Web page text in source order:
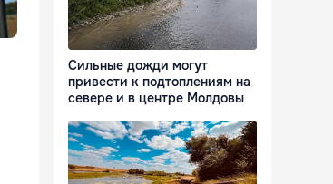
Сильные дожди могут
привести к подтоплениям на
севере и в центре Молдовы